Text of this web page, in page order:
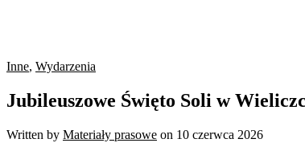
Inne, Wydarzenia
Jubileuszowe Święto Soli w
Written by Materiały prasowe on 10 czerwca 2026